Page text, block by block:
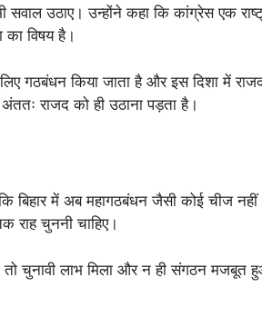
सवाल उठाए। उन्होंने कहा कि कांग्रेस एक
का विषय है।
गठबंधन किया जाता है और इस दिशा में
राजद को ही उठाना पड़ता है।
बिहार में अब महागठबंधन जैसी कोई चीज नहीं
चुननी चाहिए।
चुनावी लाभ मिला और न ही संगठन मजबूत